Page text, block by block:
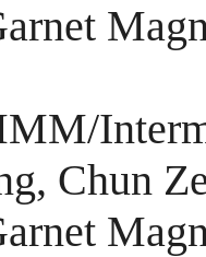
Chun